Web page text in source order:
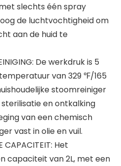
slechts één spray
de luchtvochtigheid om
aan de huid te
De werkdruk is 5
van 329 ℉/165
stoomreiniger
en ontkalking
van een chemisch
vast in olie en vuil.
CAPACITEIT: Het
capaciteit van 2L, met een